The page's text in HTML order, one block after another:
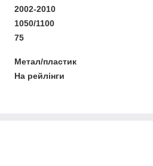
2002-2010
1050/1100
75
Метал/пластик
На рейлінги